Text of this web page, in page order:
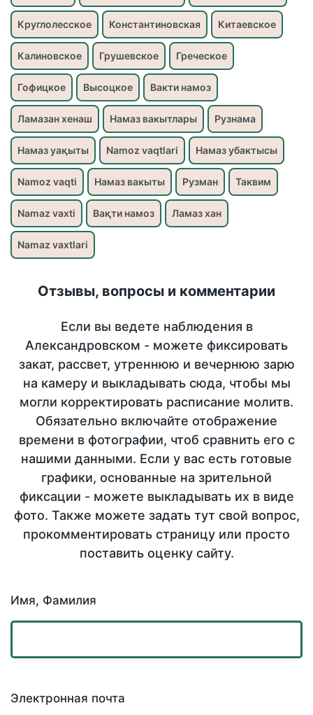
Круглолесское Константиновская Китаевское
Калиновское Грушевское Греческое
Гофицкое Высоцкое Вакти намоз
Ламазан хенаш Намаз вакытлары Рузнама
Намаз уақыты Namoz vaqtlari Намаз убактысы
Namoz vaqti Намаз вакыты Рузман Таквим
Namaz vaxti Вақти намоз Ламаз хан
Namaz vaxtlari
Отзывы, вопросы и комментарии
Если вы ведете наблюдения в
Александровском - можете фиксировать
закат, рассвет, утреннюю и вечернюю зарю
на камеру и выкладывать сюда, чтобы мы
могли корректировать расписание молитв.
Обязательно включайте отображение
времени в фотографии, чтоб сравнить его с
нашими данными. Если у вас есть готовые
графики, основанные на зрительной
фиксации - можете выкладывать их в виде
фото. Также можете задать тут свой вопрос,
прокомментировать страницу или просто
поставить оценку сайту.
Имя, Фамилия
Электронная почта